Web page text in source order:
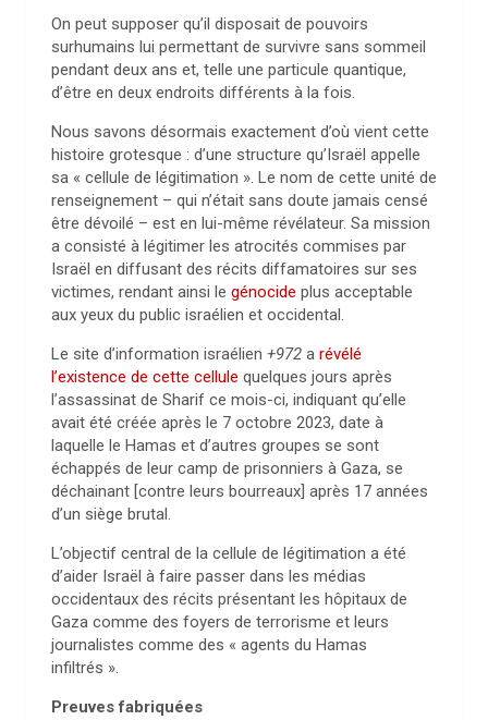
On peut supposer qu’il disposait de pouvoirs
surhumains lui permettant de survivre sans sommeil
pendant deux ans et, telle une particule quantique,
d’être en deux endroits différents à la fois.
Nous savons désormais exactement d’où vient cette
histoire grotesque : d’une structure qu’Israël appelle
sa « cellule de légitimation ». Le nom de cette unité de
renseignement – qui n’était sans doute jamais censé
être dévoilé – est en lui-même révélateur. Sa mission
a consisté à légitimer les atrocités commises par
Israël en diffusant des récits diffamatoires sur ses
victimes, rendant ainsi le génocide plus acceptable
aux yeux du public israélien et occidental.
Le site d’information israélien +972 a révélé
l’existence de cette cellule quelques jours après
l’assassinat de Sharif ce mois-ci, indiquant qu’elle
avait été créée après le 7 octobre 2023, date à
laquelle le Hamas et d’autres groupes se sont
échappés de leur camp de prisonniers à Gaza, se
déchainant [contre leurs bourreaux] après 17 années
d’un siège brutal.
L’objectif central de la cellule de légitimation a été
d’aider Israël à faire passer dans les médias
occidentaux des récits présentant les hôpitaux de
Gaza comme des foyers de terrorisme et leurs
journalistes comme des « agents du Hamas
infiltrés ».
Preuves fabriquées